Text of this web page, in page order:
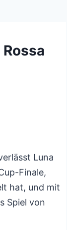
Luna
Finale,
hat, und mit
Spiel von